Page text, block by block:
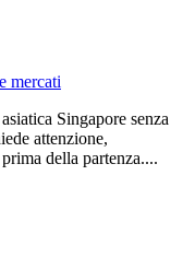
mercati
Singapore senza
attenzione,
della partenza....